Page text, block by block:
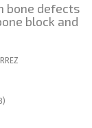
bone defects
block and